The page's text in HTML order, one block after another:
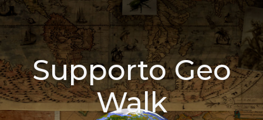
Supporto Geo
Walk